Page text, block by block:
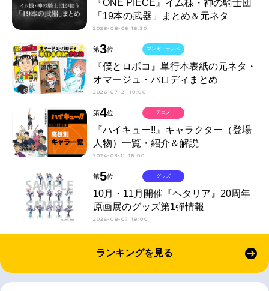
『ONE PIECE』イム様・神の騎士団
「19本の武器」まとめ＆元ネタ
2026-08-06 16:30
第3位
『僕とロボコ』単行本表紙の元ネタ・
オマージュ・パロディまとめ
2026-07-21 10:00
マンガ・ラノベ
第4位
『ハイキュー!!』キャラクター（登場
人物）一覧・紹介＆解説
2024-03-11 16:00
アニメ
第5位
10月・11月開催『ヘタリア』20周年
原画展のグッズ第1弾情報
2026-08-07 18:00
グッズ
ランキングを見る